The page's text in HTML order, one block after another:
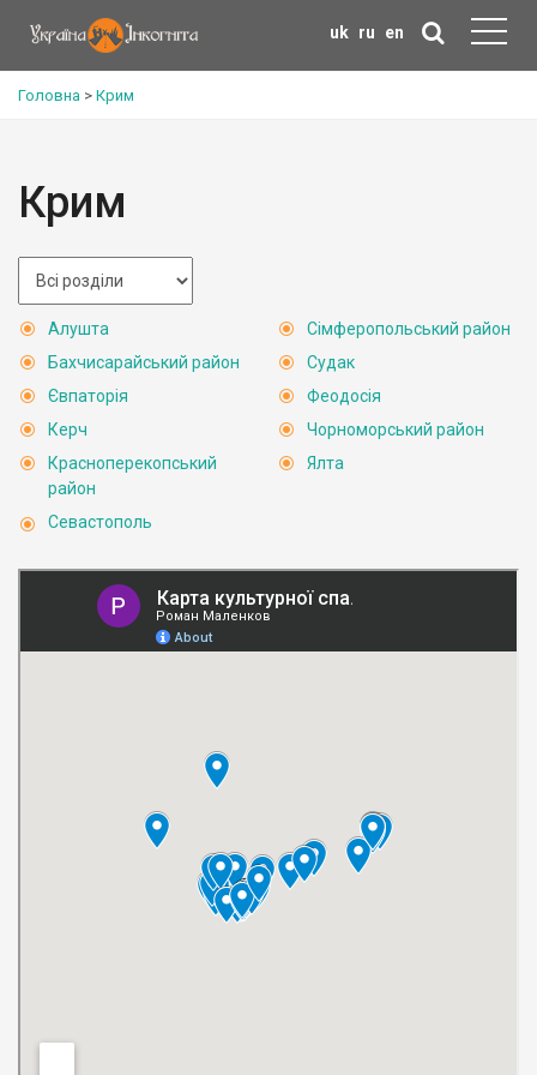
uk ru en
Головна > Крим
Крим
Алушта
Бахчисарайський район
Євпаторія
Керч
Красноперекопський
район
Севастополь
Сімферопольський район
Судак
Феодосія
Чорноморський район
Ялта